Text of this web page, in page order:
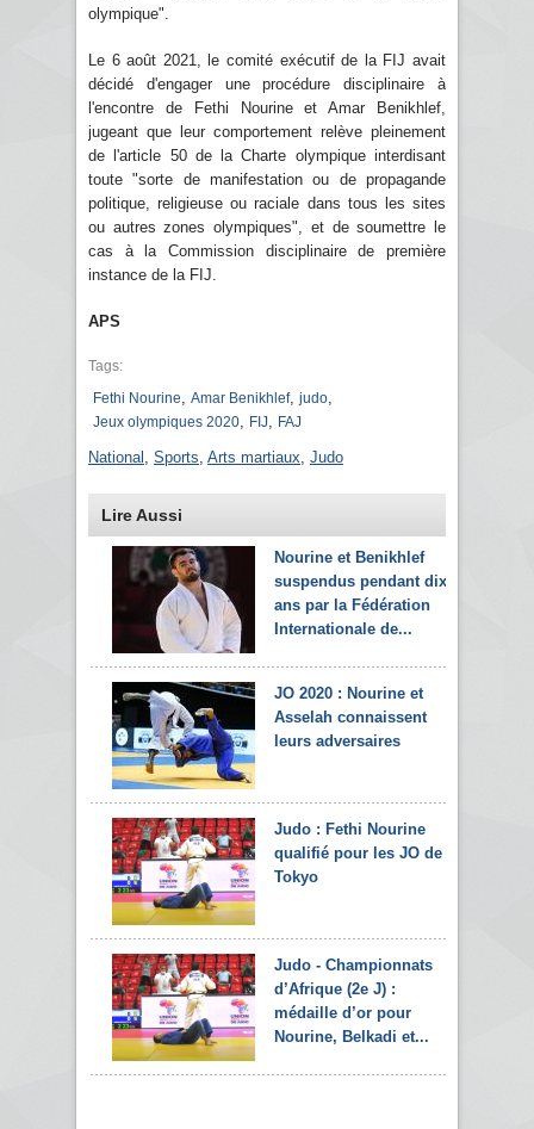
olympique".
Le 6 août 2021, le comité exécutif de la FIJ avait
décidé d'engager une procédure disciplinaire à
l'encontre de Fethi Nourine et Amar Benikhlef,
jugeant que leur comportement relève pleinement
de l'article 50 de la Charte olympique interdisant
toute "sorte de manifestation ou de propagande
politique, religieuse ou raciale dans tous les sites
ou autres zones olympiques", et de soumettre le
cas à la Commission disciplinaire de première
instance de la FIJ.
APS
Tags:
Fethi Nourine
Amar Benikhlef, judo
Jeux olympiques 2020 FIJ FAJ
National Sports Arts martiaux Judo
Lire Aussi
Nourine et Benikhlef
suspendus pendant dix
ans par la Fédération
Internationale de...
JO 2020 : Nourine et
Asselah connaissent
leurs adversaires
Judo : Fethi Nourine
qualifié pour les JO de
Tokyo
Judo - Championnats
d’Afrique (2e J) :
médaille d’or pour
Nourine, Belkadi et...